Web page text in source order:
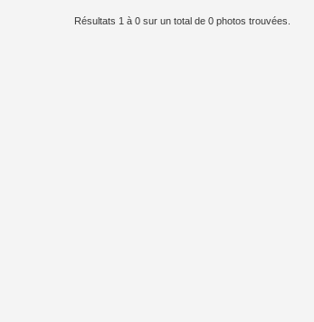
Résultats 1 à 0 sur un total de 0 photos trouvées.